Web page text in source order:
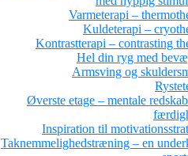
Varmeterapi –
Kuldeterapi –
Kontrastterapi – contrasting
Hel din ryg med
Armsving og
Øverste etage – mentale
Inspiration til
Taknemmelighedstræning – en